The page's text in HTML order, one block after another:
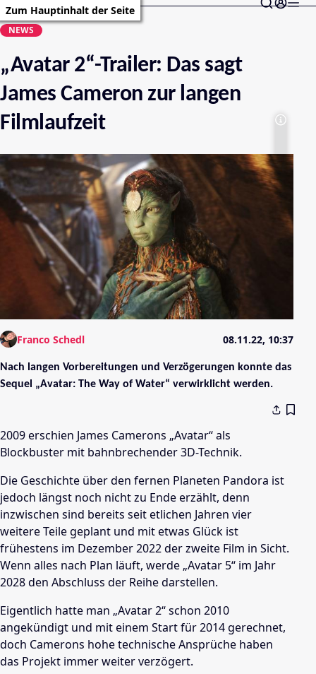
Zum Hauptinhalt der Seite
NEWS
„Avatar 2“-Trailer: Das sagt
James Cameron zur langen
Filmlaufzeit
Franco Schedl 08.11.22, 10:37
Nach langen Vorbereitungen und Verzögerungen konnte das
Sequel „Avatar: The Way of Water“ verwirklicht werden.
2009 erschien James Camerons „Avatar“ als
Blockbuster mit bahnbrechender 3D-Technik.
Die Geschichte über den fernen Planeten Pandora ist
jedoch längst noch nicht zu Ende erzählt, denn
inzwischen sind bereits seit etlichen Jahren vier
weitere Teile geplant und mit etwas Glück ist
frühestens im Dezember 2022 der zweite Film in Sicht.
Wenn alles nach Plan läuft, werde „Avatar 5“ im Jahr
2028 den Abschluss der Reihe darstellen.
Eigentlich hatte man „Avatar 2“ schon 2010
angekündigt und mit einem Start für 2014 gerechnet,
doch Camerons hohe technische Ansprüche haben
das Projekt immer weiter verzögert.